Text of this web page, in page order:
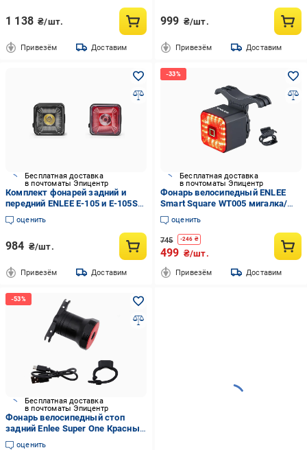
1 138 ₴/шт.
Привезём Доставим
999 ₴/шт.
Привезём Доставим
Бесплатная доставка
в почтоматы Эпицентр
Комплект фонарей задний и
передний ENLEE E-105 и E-105S
габарит/стоп/блимавка Черный
(EN-E105105S-3523UA)
оценить
984 ₴/шт.
Привезём Доставим
Бесплатная доставка
в почтоматы Эпицентр
Фонарь велосипедный ENLEE
Smart Square WT005 мигалка/
стоп задний Черный (EN-
SWT005-3516UA)
оценить
745 -246 ₴
499 ₴/шт.
Привезём Доставим
Бесплатная доставка
в почтоматы Эпицентр
Фонарь велосипедный стоп
задний Enlee Super One Красный
(MC-WT004-3514UA)
оценить